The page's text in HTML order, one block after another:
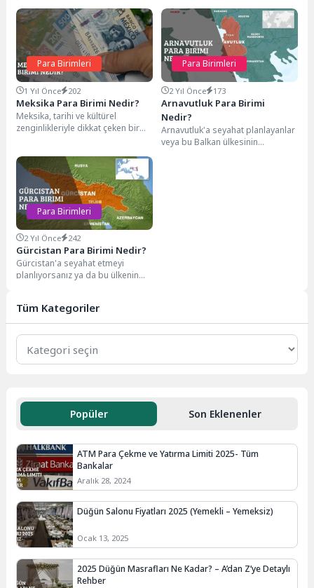
Para Birimleri
1 Yıl Önce 202
Meksika Para Birimi Nedir?
Meksika, tarihi ve kültürel
zenginlikleriyle dikkat çeken bir
Para Birimleri
2 Yıl Önce 173
Arnavutluk Para Birimi
Nedir?
Arnavutluk'a seyahat planlayanlar
veya bu Balkan ülkesinin
Para Birimleri
2 Yıl Önce 242
Gürcistan Para Birimi Nedir?
Gürcistan'a seyahat etmeyi
planlıyorsanız ya da bu ülkenin
Tüm Kategoriler
Popüler Son Eklenenler
ATM Para Çekme ve Yatırma Limiti 2025- Tüm
Bankalar
Aralık 28, 2024
Düğün Salonu Fiyatları 2025 (Yemekli – Yemeksiz)
Ocak 13, 2025
2025 Düğün Masrafları Ne Kadar? – A’dan Z’ye Detaylı
Rehber